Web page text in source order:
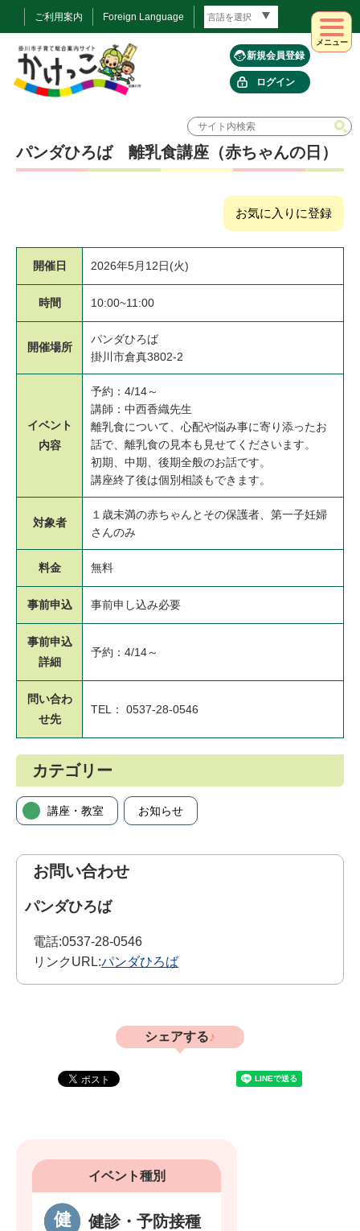
ご利用案内 Foreign Language
新規会員登録
ログイン
メニュー
パンダひろば 離乳食講座（赤ちゃんの日）
お気に入りに登録
開催日 2026年5月12日(火)
時間 10:00~11:00
開催場所
パンダひろば
掛川市倉真3802-2
イベント
内容
予約：4/14～
講師：中西香織先生
離乳食について、心配や悩み事に寄り添ったお
話で、離乳食の見本も見せてくださいます。
初期、中期、後期全般のお話です。
講座終了後は個別相談もできます。
対象者
１歳未満の赤ちゃんとその保護者、第一子妊婦
さんのみ
料金 無料
事前申込 事前申し込み必要
事前申込
詳細
予約：4/14～
問い合わ
せ先
TEL： 0537-28-0546
カテゴリー
講座・教室 お知らせ
お問い合わせ
パンダひろば
電話:0537-28-0546
リンクURL:パンダひろば
シェアする
イベント種別
健診・予防接種